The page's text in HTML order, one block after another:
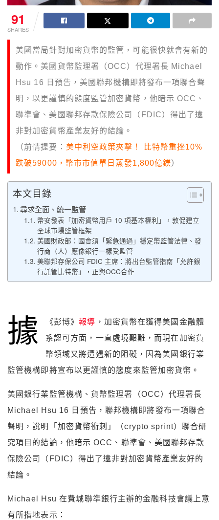
91
SHARES
美國當局針對加密貨幣的監管，可能很快就會有新的
動作。美國貨幣監理署（OCC）代理署長 Michael
Hsu 16 日預告，美國聯邦機構即將發布一項聯合聲
明，以更謹慎的態度監管加密貨幣，他暗示 OCC、
聯準會、美國聯邦存款保險公司（FDIC）得出了遠
非對加密貨幣產業友好的結論。
（前情提要： 美中利空政策夾擊！ 比特幣重挫10%
跌破59000，幣市市值單日蒸發1,800億鎂）
本文目錄
尋求全面、統一監管
幣安發表「加密貨幣用戶 10 項基本權利」，敦促建立
全球市場監管框架
美國財政部：國會須「緊急通過」穩定幣監管法律、發
行商（人）應像銀行一樣受監管
美聯邦存保公司 FDIC 主席：將出台監管指南「允許銀
行託管比特幣」，正與OCC合作
據 《彭博》報導 ，加密貨幣在獲得美國金融體
系認可方面，一直處境艱難，而現在加密貨
幣領域又將遭遇新的阻礙，因為美國銀行業
監管機構即將宣布以更謹慎的態度來監管加密貨幣。
美國銀行業監管機構、貨幣監理署（OCC）代理署長
Michael Hsu 16 日預告，聯邦機構即將發布一項聯合
聲明，說明「加密貨幣衝刺」（crypto sprint）聯合研
究項目的結論，他暗示 OCC、聯準會、美國聯邦存款
保險公司（FDIC）得出了遠非對加密貨幣產業友好的
結論。
Michael Hsu 在費城聯準銀行主辦的金融科技會議上意
有所指地表示：